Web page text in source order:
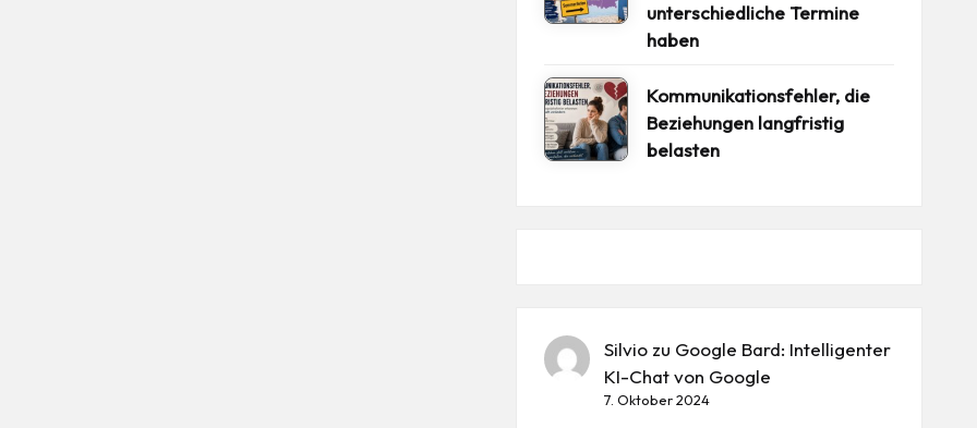
unterschiedliche Termine
haben
Kommunikationsfehler, die
Beziehungen langfristig
belasten
Silvio zu Google Bard: Intelligenter
KI-Chat von Google
7. Oktober 2024